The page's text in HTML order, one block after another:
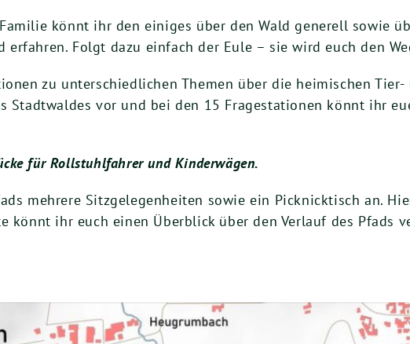
könnt ihr den einiges über den Wald generell sowie
Folgt dazu einfach der Eule – sie wird euch den
zu unterschiedlichen Themen über die heimischen Tier-
vor und bei den 15 Fragestationen könnt ihr
für Rollstuhlfahrer und Kinderwägen.
mehrere Sitzgelegenheiten sowie ein Picknicktisch an.
könnt ihr euch einen Überblick über den Verlauf des Pfads